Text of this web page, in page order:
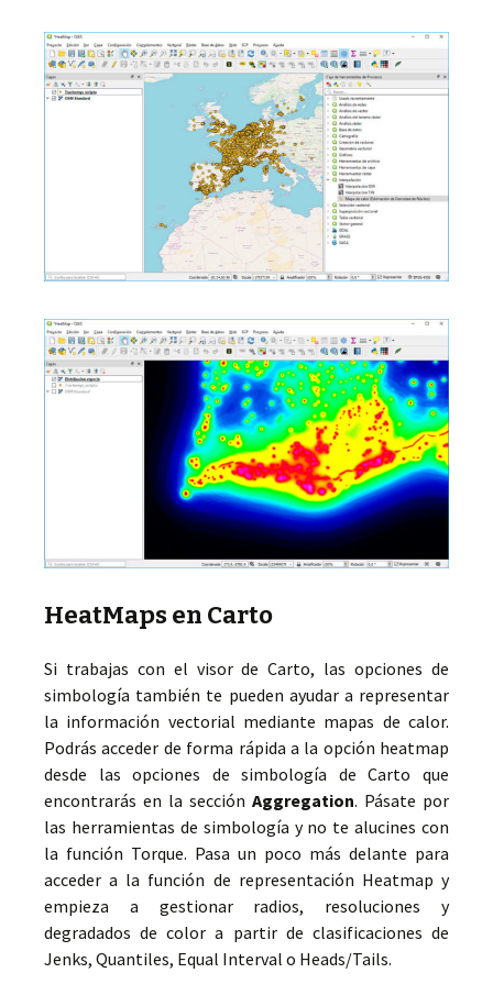
HeatMaps en Carto
Si trabajas con el visor de Carto, las opciones de
simbología también te pueden ayudar a representar
la información vectorial mediante mapas de calor.
Podrás acceder de forma rápida a la opción heatmap
desde las opciones de simbología de Carto que
encontrarás en la sección Aggregation. Pásate por
las herramientas de simbología y no te alucines con
la función Torque. Pasa un poco más delante para
acceder a la función de representación Heatmap y
empieza a gestionar radios, resoluciones y
degradados de color a partir de clasificaciones de
Jenks, Quantiles, Equal Interval o Heads/Tails.